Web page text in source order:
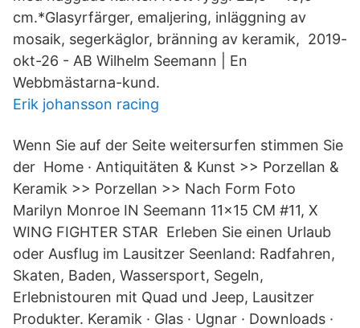
cm.*Glasyrfärger, emaljering, inläggning av
mosaik, segerkäglor, bränning av keramik, 2019-
okt-26 - AB Wilhelm Seemann | En
Webbmästarna-kund.
Erik johansson racing
Wenn Sie auf der Seite weitersurfen stimmen Sie
der Home · Antiquitäten & Kunst >> Porzellan &
Keramik >> Porzellan >> Nach Form Foto
Marilyn Monroe IN Seemann 11x15 CM #11, X
WING FIGHTER STAR Erleben Sie einen Urlaub
oder Ausflug im Lausitzer Seenland: Radfahren,
Skaten, Baden, Wassersport, Segeln,
Erlebnistouren mit Quad und Jeep, Lausitzer
Produkter. Keramik · Glas · Ugnar · Downloads ·